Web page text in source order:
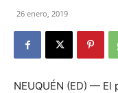
26 enero, 2019
NEUQUÉN (ED) —